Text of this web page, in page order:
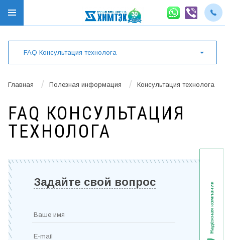
FAQ Консультация технолога
Главная / Полезная информация / Консультация технолога
FAQ КОНСУЛЬТАЦИЯ
ТЕХНОЛОГА
Задайте свой вопрос